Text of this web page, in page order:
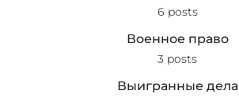
6 posts
Военное право
3 posts
Выигранные дела